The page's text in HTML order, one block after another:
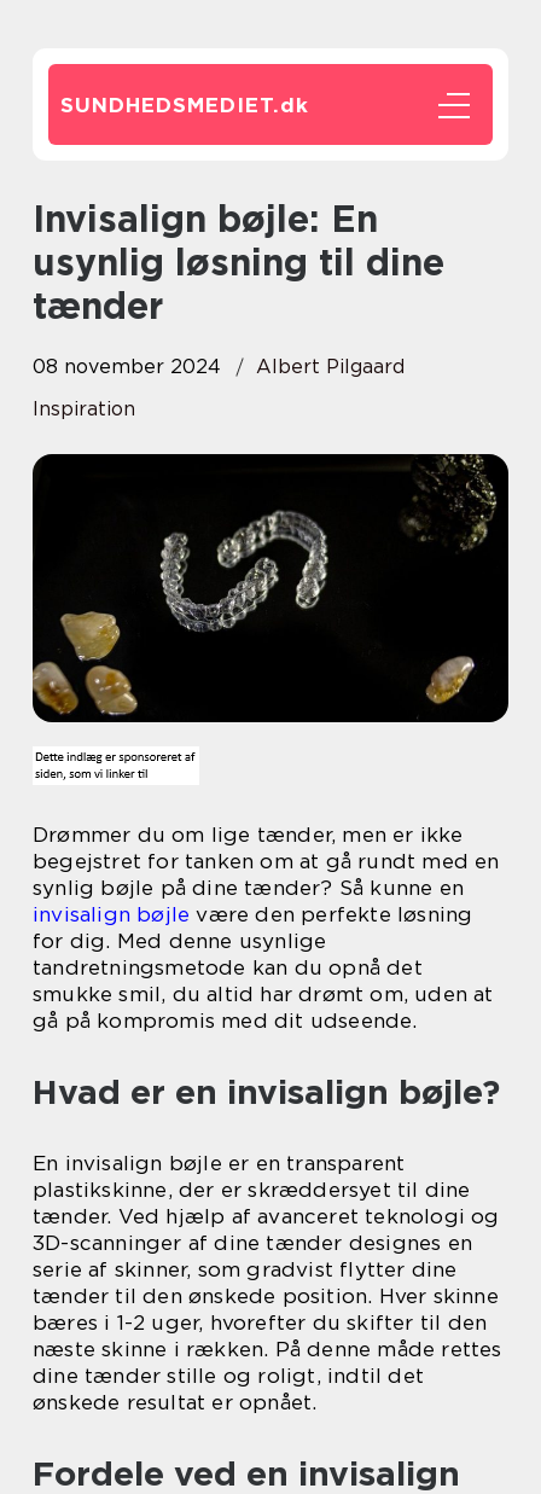
SUNDHEDSMEDIET.dk
Invisalign bøjle: En
usynlig løsning til dine
tænder
08 november 2024
Albert Pilgaard
Inspiration
Drømmer du om lige tænder, men er ikke
begejstret for tanken om at gå rundt med en
synlig bøjle på dine tænder? Så kunne en
invisalign bøjle være den perfekte løsning
for dig. Med denne usynlige
tandretningsmetode kan du opnå det
smukke smil, du altid har drømt om, uden at
gå på kompromis med dit udseende.
Hvad er en invisalign bøjle?
En invisalign bøjle er en transparent
plastikskinne, der er skræddersyet til dine
tænder. Ved hjælp af avanceret teknologi og
3D-scanninger af dine tænder designes en
serie af skinner, som gradvist flytter dine
tænder til den ønskede position. Hver skinne
bæres i 1-2 uger, hvorefter du skifter til den
næste skinne i rækken. På denne måde rettes
dine tænder stille og roligt, indtil det
ønskede resultat er opnået.
Fordele ved en invisalign